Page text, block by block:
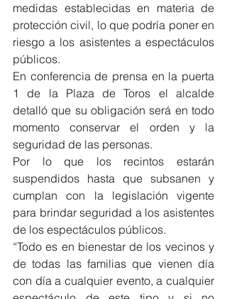
medidas establecidas en materia de
protección civil, lo que podría poner en
riesgo a los asistentes a espectáculos
públicos.
En conferencia de prensa en la puerta
1 de la Plaza de Toros el alcalde
detalló que su obligación será en todo
momento conservar el orden y la
seguridad de las personas.
Por lo que los recintos estarán
suspendidos hasta que subsanen y
cumplan con la legislación vigente
para brindar seguridad a los asistentes
de los espectáculos públicos.
“Todo es en bienestar de los vecinos y
de todas las familias que vienen día
con día a cualquier evento, a cualquier